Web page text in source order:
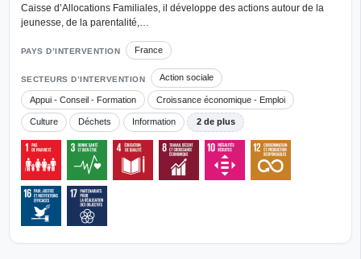
Caisse d’Allocations Familiales, il développe des actions autour de la
jeunesse, de la parentalité,…
PAYS D’INTERVENTION France
SECTEURS D’INTERVENTION Action sociale
Appui - Conseil - Formation Croissance économique - Emploi
Culture Déchets Information 2 de plus